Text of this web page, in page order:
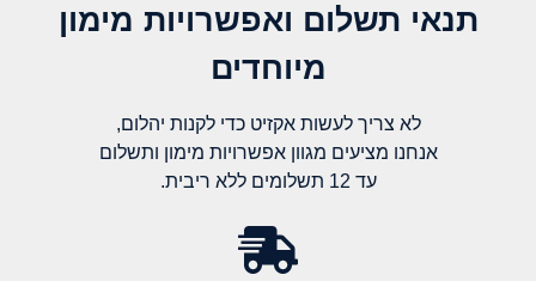
תנאי תשלום ואפשרויות מימון
מיוחדים
לא צריך לעשות אקזיט כדי לקנות יהלום,
אנחנו מציעים מגוון אפשרויות מימון ותשלום
עד 12 תשלומים ללא ריבית.